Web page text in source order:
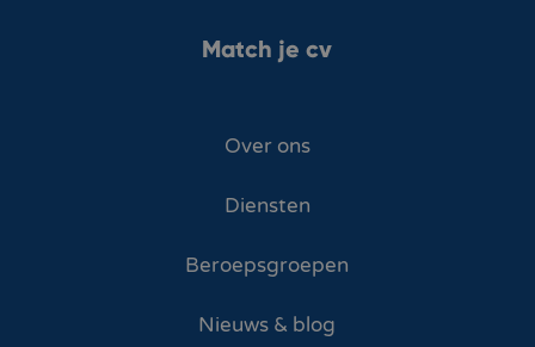
Match je cv
Over ons
Diensten
Beroepsgroepen
Nieuws & blog